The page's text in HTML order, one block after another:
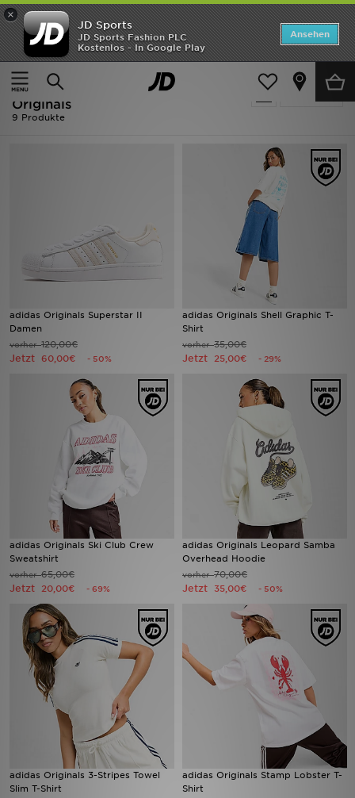
×
JD Sports
JD Sports Fashion PLC
Kostenlos - In Google Play
Ansehen
Home
Frauen
Verfeinern
Ausverkauf | Frauen - Weiss Adidas
Originals
9 Produkte
adidas Originals Superstar II
Damen
vorher120,00€
Jetzt 60,00€ - 50%
adidas Originals Shell Graphic T-
Shirt
vorher35,00€
Jetzt 25,00€ - 29%
adidas Originals Ski Club Crew
Sweatshirt
vorher65,00€
Jetzt 20,00€ - 69%
adidas Originals Leopard Samba
Overhead Hoodie
vorher70,00€
Jetzt 35,00€ - 50%
adidas Originals 3-Stripes Towel
Slim T-Shirt
adidas Originals Stamp Lobster T-
Shirt
ANGEBOTE
Neuheiten
Herren
Marken
Fußball
Sport
Lade die APP
Filialfinder
Hilfe & Kontakt
Geschenkgutschein
Studenten
Blog